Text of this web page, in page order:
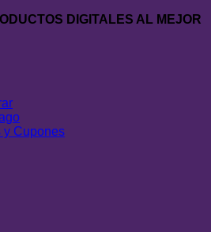
DIGITALES AL MEJOR
y Cupones